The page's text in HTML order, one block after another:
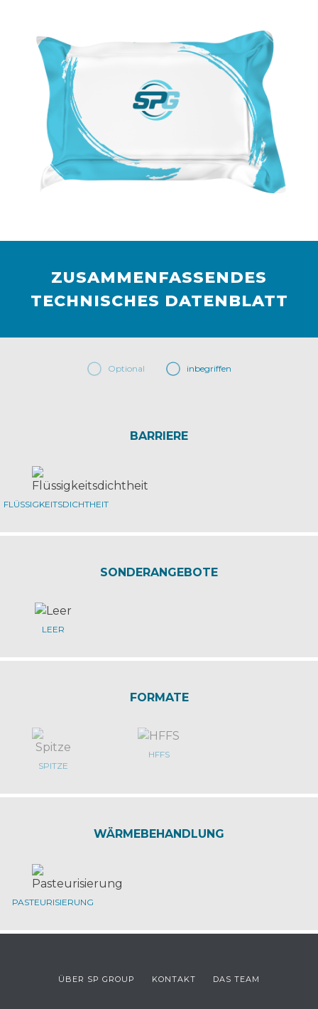
ZUSAMMENFASSENDES
TECHNISCHES DATENBLATT
Optional inbegriffen
BARRIERE
FLÜSSIGKEITSDICHTHEIT
SONDERANGEBOTE
LEER
FORMATE
SPITZE
HFFS
WÄRMEBEHANDLUNG
PASTEURISIERUNG
ÜBER SP GROUP KONTAKT DAS TEAM